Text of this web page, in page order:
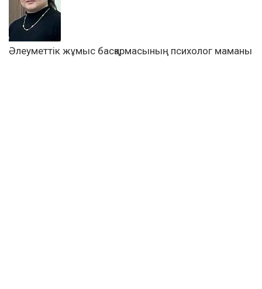
Әлеуметтік жұмыс басқармасының психолог маманы